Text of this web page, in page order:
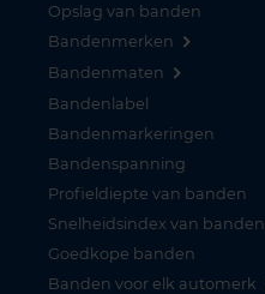
Opslag van banden
Bandenmerken
Bandenmaten
Bandenlabel
Bandenmarkeringen
Bandenspanning
Profieldiepte van banden
Snelheidsindex van banden
Goedkope banden
Banden voor elk automerk